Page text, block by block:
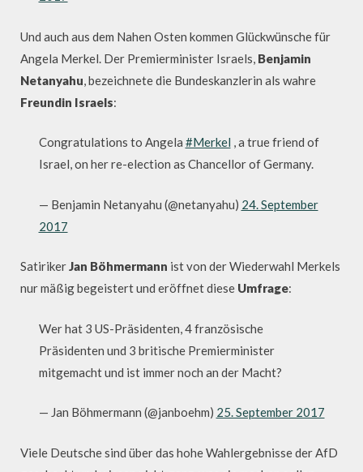
Und auch aus dem Nahen Osten kommen Glückwünsche für
Angela Merkel. Der Premierminister Israels, Benjamin
Netanyahu, bezeichnete die Bundeskanzlerin als wahre
Freundin Israels:
Congratulations to Angela #Merkel , a true friend of
Israel, on her re-election as Chancellor of Germany.
— Benjamin Netanyahu (@netanyahu) 24. September
2017
SatirikerJan Böhmermann ist von der Wiederwahl Merkels
nur mäßig begeistert und eröffnet diese Umfrage:
Wer hat 3 US-Präsidenten, 4 französische
Präsidenten und 3 britische Premierminister
mitgemacht und ist immer noch an der Macht?
— Jan Böhmermann (@janboehm) 25. September 2017
Viele Deutsche sind über das hohe Wahlergebnisse der AfD